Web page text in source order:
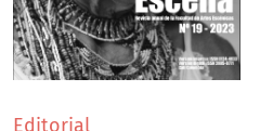
Editorial